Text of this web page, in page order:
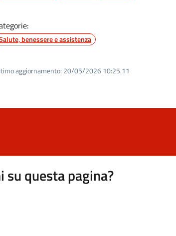
benessere e assistenza
aggiornamento: 20/05/2026 10:25.11
questa pagina?